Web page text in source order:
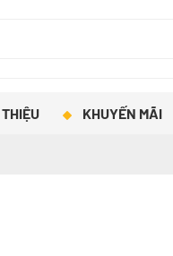
KHUYẾN MÃI